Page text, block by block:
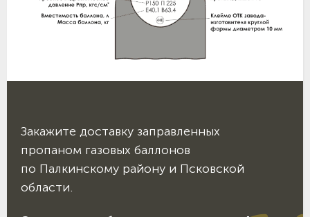
Закажите доставку заправленных
пропаном газовых баллонов
по Палкинскому району и Псковской
области.